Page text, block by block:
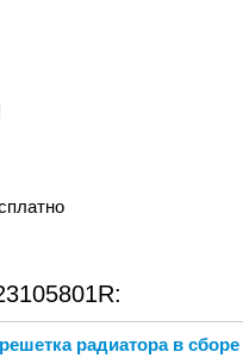
радиатора в сборе